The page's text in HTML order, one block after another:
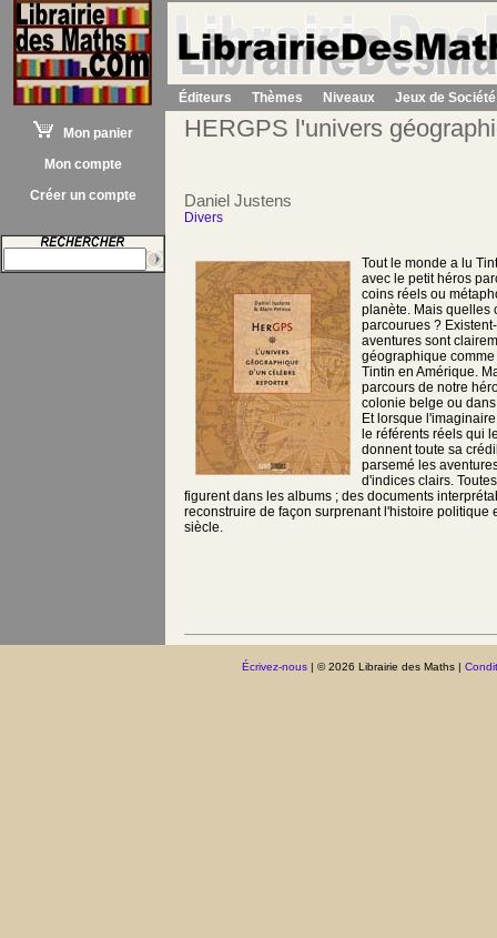
Mon panier
Mon compte
Créer un compte
Éditeurs Thèmes Niveaux Jeux de Société
HERGPS l'univers
Daniel Justens
Divers
Tout le monde a lu
avec le petit héros
coins réels ou
planète. Mais quelles
parcourues ?
aventures sont
géographique
Tintin en Amérique.
parcours de notre
colonie belge ou
Et lorsque
le référents réels qui
donnent toute sa
parsemé les
d'indices clairs.
figurent dans les albums ; des documents
reconstruire de façon surprenant l'histoire politique
siècle.
Écrivez-nous| © 2026 Librairie des Maths |